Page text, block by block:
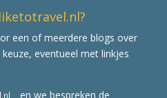
een of meerdere blogs over
eventueel met linkjes
en we bespreken de